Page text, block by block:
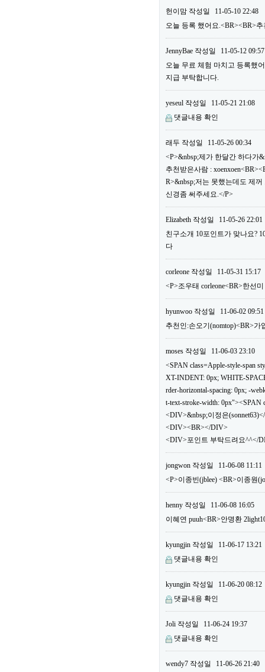
헌이맘 작성일
11-05-10 22:48
오늘 등록 했어요.<BR><BR>
JennyBae 작성일
11-05-12 09:57
오늘 무료 체험 마치고 등록했
지급 부탁합니다.
yeseul 작성일
11-05-21 21:08
댓글내용 확인
래두 작성일
11-05-26 00:34
<P>&nbsp;제가 한달간 하다가
추천받은사람 :
R>&nbsp;저는 못했는데도 제
신경좀 써주세요.</P>
Elizabeth 작성일
11-05-26 22:01
친구소개 10포인트가 맞나요?
다
corleone 작성일
11-05-31 15:17
<P>조우태 corleone<BR>한선
hyunwoo 작성일
11-06-02 09:51
추천인:손오기(nomtop)<BR>
moses 작성일
11-06-03 23:10
<SPAN class=Apple-style-span
XT-INDENT: 0px; WHITE-
rder-horizontal-spacing: 0px; -
t-text-stroke-width: 0px"><SPAN
<DIV>&nbsp;이정은
<DIV><BR></DIV>
<DIV>포인트 부탁드려요^^</
jongwon 작성일
11-06-08 11:11
<P>이종빈(jblee) <BR>이종원
henny 작성일
11-06-08 16:05
이혜연 puuh<BR>안명환
kyungjin 작성일
11-06-17 13:21
댓글내용 확인
kyungjin 작성일
11-06-20 08:12
댓글내용 확인
Joli 작성일
11-06-24 19:37
댓글내용 확인
wendy7 작성일
11-06-26 21:40